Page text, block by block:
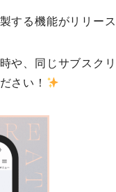
する機能がリリース
や、同じサブスク
さい！